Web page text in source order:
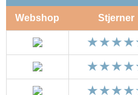
Webshop Stjerner